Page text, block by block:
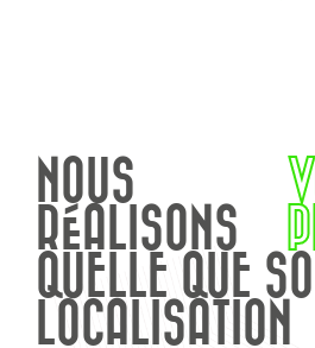
NOUS
RÉALISONS
QUELLE QUE
LOCALISATION